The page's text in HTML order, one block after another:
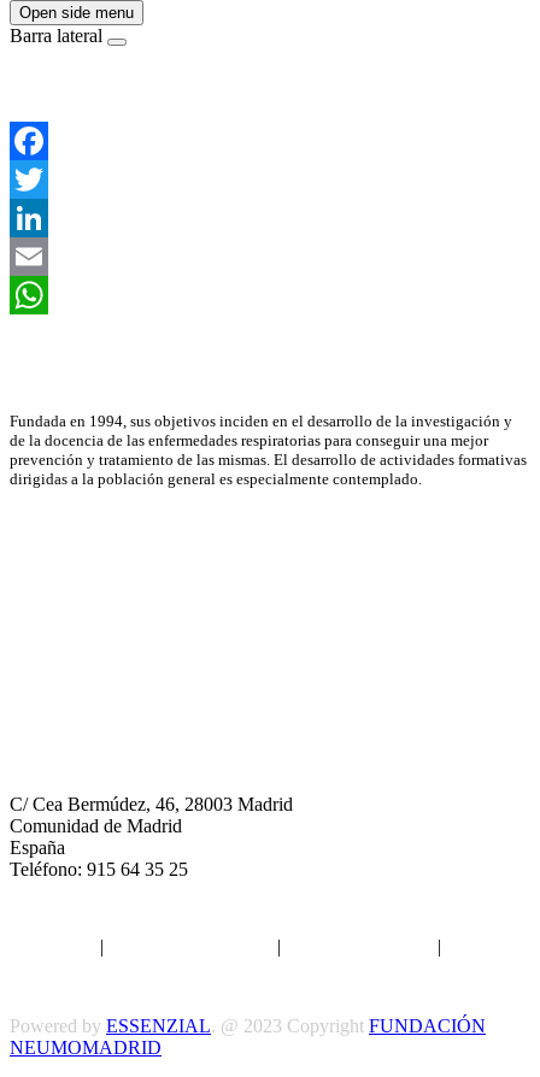
Open side menu
Barra lateral
Facebook
Twitter
LinkedIn
Email
Fundada en 1994, sus objetivos inciden en el desarrollo de la investigación y
de la docencia de las enfermedades respiratorias para conseguir una mejor
prevención y tratamiento de las mismas. El desarrollo de actividades formativas
dirigidas a la población general es especialmente contemplado.
C/ Cea Bermúdez, 46, 28003 Madrid
Comunidad de Madrid
España
Teléfono: 915 64 35 25
| | |
Powered by ESSENZIAL. @ 2023 Copyright FUNDACIÓN
NEUMOMADRID